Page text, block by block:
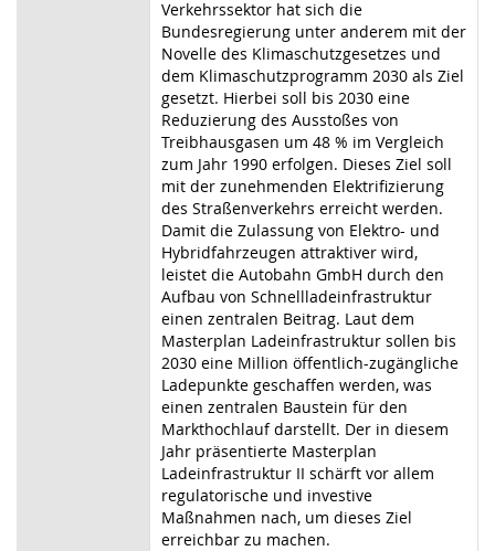
Verkehrssektor hat sich die
Bundesregierung unter anderem mit der
Novelle des Klimaschutzgesetzes und
dem Klimaschutzprogramm 2030 als Ziel
gesetzt. Hierbei soll bis 2030 eine
Reduzierung des Ausstoßes von
Treibhausgasen um 48 % im Vergleich
zum Jahr 1990 erfolgen. Dieses Ziel soll
mit der zunehmenden Elektrifizierung
des Straßenverkehrs erreicht werden.
Damit die Zulassung von Elektro- und
Hybridfahrzeugen attraktiver wird,
leistet die Autobahn GmbH durch den
Aufbau von Schnellladeinfrastruktur
einen zentralen Beitrag. Laut dem
Masterplan Ladeinfrastruktur sollen bis
2030 eine Million öffentlich-zugängliche
Ladepunkte geschaffen werden, was
einen zentralen Baustein für den
Markthochlauf darstellt. Der in diesem
Jahr präsentierte Masterplan
Ladeinfrastruktur II schärft vor allem
regulatorische und investive
Maßnahmen nach, um dieses Ziel
erreichbar zu machen.